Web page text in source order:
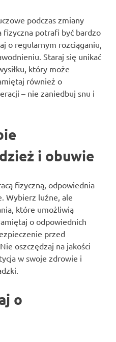
podczas zmiany
fizyczna potrafi być bardzo
o regularnym rozciąganiu,
Staraj się unikać
który może
również o
– nie zaniedbuj snu i
i obuwie
fizyczną, odpowiednia
Wybierz luźne, ale
które umożliwią
o odpowiednich
przed
oszczędzaj na jakości
w swoje zdrowie i
o